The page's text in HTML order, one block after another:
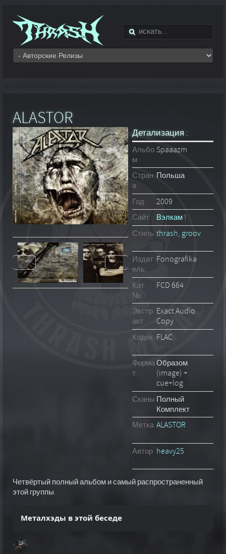
ALASTOR
Детализация :
Альбо
м :
Spaaazm
Стран
а :
Польша
Год :
2009
Сайт : Вэлкам !
Стиль
:
thrash, groov
Издат
ель:
Fonografika
Кат.
№:
FCD 664
Экстр
акт:
Exact Audio
Copy
Кодек
:
FLAC
Форма
т :
Образом
(image) +
cue+log
Сканы
:
Полный
Комплект
Метка
:
ALASTOR
Автор
:
heavy25
Четвёртый полный альбом и самый распространенный
этой группы.
Металхэды в этой беседе